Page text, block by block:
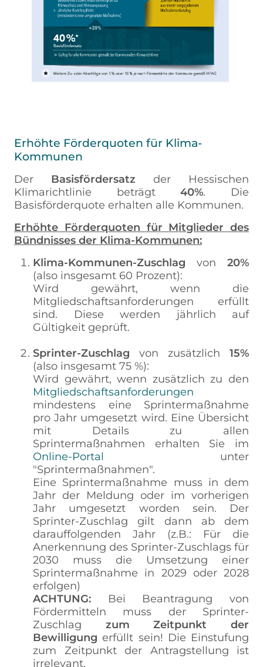
Erhöhte Förderquoten für Klima-
Kommunen
Der Basisfördersatz der Hessischen
Klimarichtlinie beträgt40%. Die
Basisförderquote erhalten alle Kommunen.
Erhöhte Förderquoten für Mitglieder des
Bündnisses der Klima-Kommunen:
Klima-Kommunen-Zuschlag von 20%
(also insgesamt 60 Prozent):
Wird gewährt, wenn die
Mitgliedschaftsanforderungen erfüllt
sind. Diese werden jährlich auf
Gültigkeit geprüft.
Sprinter-Zuschlag von zusätzlich 15%
(also insgesamt 75 %):
Wird gewährt, wenn zusätzlich zu den
Mitgliedschaftsanforderungen
mindestens eine Sprintermaßnahme
pro Jahr umgesetzt wird. Eine Übersicht
mit Details zu allen
Sprintermaßnahmen erhalten Sie im
Online-Portal unter
"Sprintermaßnahmen".
Eine Sprintermaßnahme muss in dem
Jahr der Meldung oder im vorherigen
Jahr umgesetzt worden sein. Der
Sprinter-Zuschlag gilt dann ab dem
darauffolgenden Jahr (z.B.: Für die
Anerkennung des Sprinter-Zuschlags für
2030 muss die Umsetzung einer
Sprintermaßnahme in 2029 oder 2028
erfolgen)
ACHTUNG: Bei Beantragung von
Fördermitteln muss der Sprinter-
Zuschlag zum Zeitpunkt der
Bewilligung erfüllt sein! Die Einstufung
zum Zeitpunkt der Antragstellung ist
irrelevant.